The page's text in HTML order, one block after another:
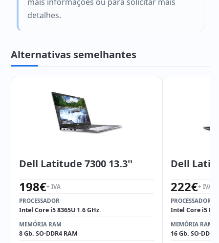
detalhes.
Alternativas semelhantes
Dell Latitude 7300 13.3''
198€+ IVA
PROCESSADOR
Intel Core i5 8365U 1.6 GHz.
MEMÓRIA RAM
8 Gb. SO-DDR4 RAM
Dell
222€+ IVA
PROCESSADOR
Intel Core i5
MEMÓRIA RAM
16 Gb. SO-